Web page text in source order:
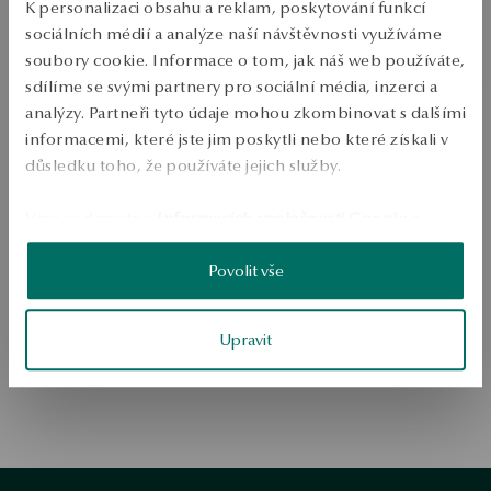
K personalizaci obsahu a reklam, poskytování funkcí
sociálních médií a analýze naší návštěvnosti využíváme
soubory cookie. Informace o tom, jak náš web používáte,
sdílíme se svými partnery pro sociální média, inzerci a
analýzy. Partneři tyto údaje mohou zkombinovat s dalšími
informacemi, které jste jim poskytli nebo které získali v
důsledku toho, že používáte jejich služby.
zpracování údajů.
Povolit vše
Upravit